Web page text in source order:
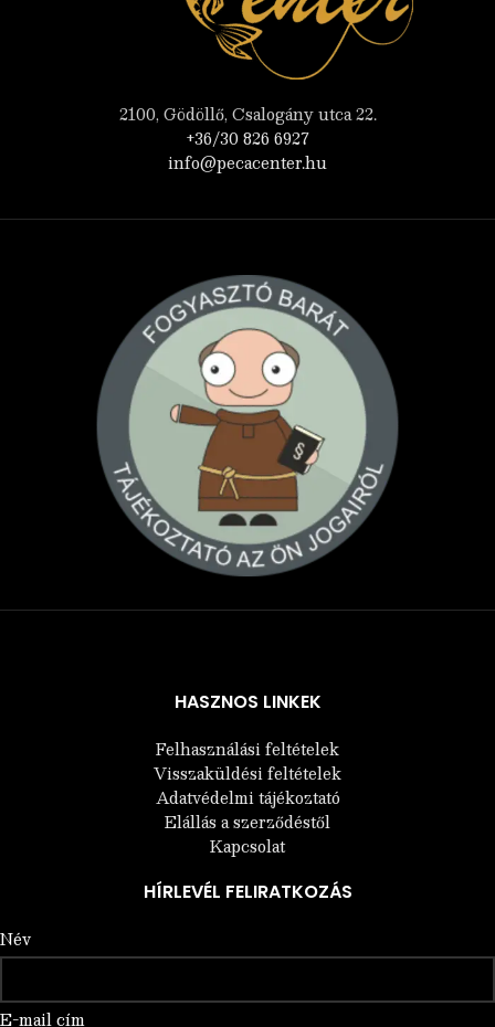
2100, Gödöllő, Csalogány utca 22.
+36/30 826 6927
info@pecacenter.hu
HASZNOS LINKEK
Felhasználási feltételek
Visszaküldési feltételek
Adatvédelmi tájékoztató
Elállás a szerződéstől
Kapcsolat
HÍRLEVÉL FELIRATKOZÁS
Név
E-mail cím